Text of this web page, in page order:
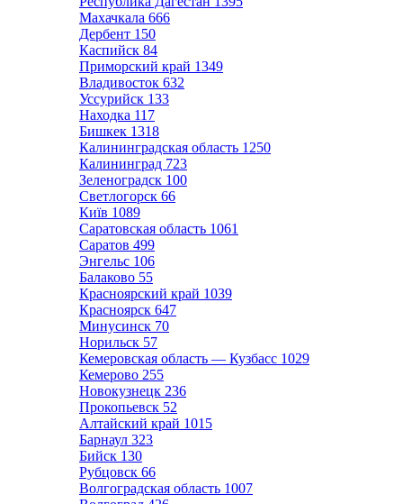
Махачкала 666
Дербент 150
Каспийск 84
Приморский край 1349
Владивосток 632
Уссурийск 133
Находка 117
Бишкек 1318
Калининградская область 1250
Калининград 723
Зеленоградск 100
Светлогорск 66
Київ 1089
Саратовская область 1061
Саратов 499
Энгельс 106
Балаково 55
Красноярский край 1039
Красноярск 647
Минусинск 70
Норильск 57
Кемеровская область — Кузбасс 1029
Кемерово 255
Новокузнецк 236
Прокопьевск 52
Алтайский край 1015
Барнаул 323
Бийск 130
Рубцовск 66
Волгоградская область 1007